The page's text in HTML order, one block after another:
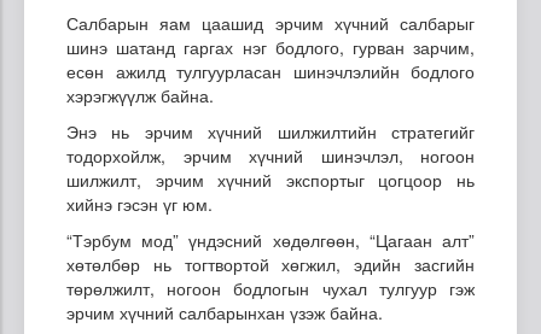
Салбарын яам цаашид эрчим хүчний салбарыг
шинэ шатанд гаргах нэг бодлого, гурван зарчим,
есөн ажилд тулгуурласан шинэчлэлийн бодлого
хэрэгжүүлж байна.
Энэ нь эрчим хүчний шилжилтийн стратегийг
тодорхойлж, эрчим хүчний шинэчлэл, ногоон
шилжилт, эрчим хүчний экспортыг цогцоор нь
хийнэ гэсэн үг юм.
“Тэрбум мод” үндэсний хөдөлгөөн, “Цагаан алт”
хөтөлбөр нь тогтвортой хөгжил, эдийн засгийн
төрөлжилт, ногоон бодлогын чухал тулгуур гэж
эрчим хүчний салбарынхан үзэж байна.